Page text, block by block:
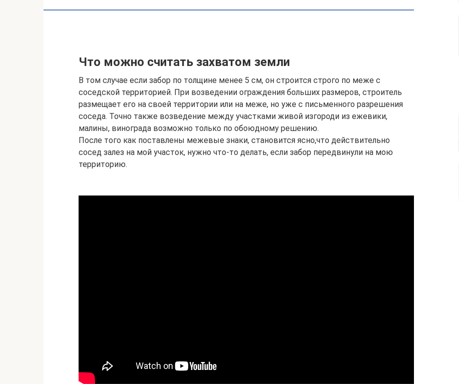
Что можно считать захватом земли
В том случае если забор по толщине менее 5 см, он строится строго по меже с
соседской территорией. При возведении ограждения больших размеров, строитель
размещает его на своей территории или на меже, но уже с письменного разрешения
соседа. Точно также возведение между участками живой изгороди из ежевики,
малины, винограда возможно только по обоюдному решению.
После того как поставлены межевые знаки, становится ясно,что действительно
сосед залез на мой участок, нужно что-то делать, если забор передвинули на мою
территорию.